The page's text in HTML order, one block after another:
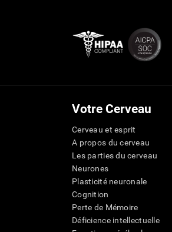
Votre Cerveau
Cerveau et esprit
A propos du cerveau
Les parties du cerveau
Neurones
Plasticité neuronale
Cognition
Perte de Mémoire
Déficience intellectuelle